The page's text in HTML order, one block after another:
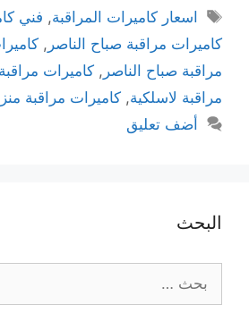
اسعار كاميرات المراقبة, فني
كاميرات مراقبة صباح الناصر ,
مراقبة صباح الناصر , كاميرات
مراقبة لاسلكية, كاميرات مراقبة
أضف تعليق
البحث